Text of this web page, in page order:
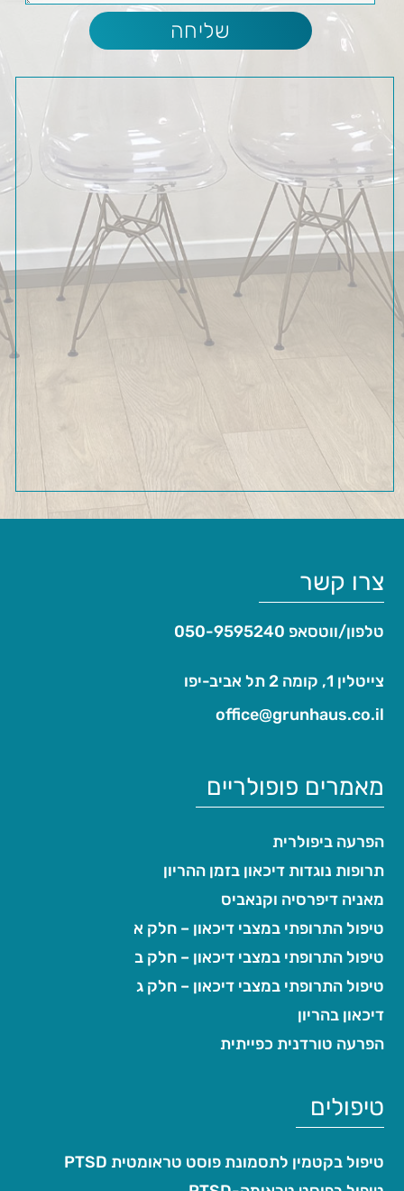
צרו קשר
טלפון/ווטסאפ 050-9595240
צייטלין 1, קומה 2 תל אביב-יפו
office@grunhaus.co.il‏
מאמרים פופולריים
הפרעה ביפולרית
תרופות נוגדות דיכאון בזמן ההריון
מאניה דיפרסיה וקנאביס
טיפול התרופתי במצבי דיכאון – חלק א
טיפול התרופתי במצבי דיכאון – חלק ב
טיפול התרופתי במצבי דיכאון – חלק ג
דיכאון בהריון
הפרעה טורדנית כפייתית
טיפולים
טיפול בקטמין לתסמונת פוסט טראומטית PTSD